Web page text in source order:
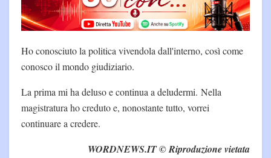
Ho conosciuto la politica vivendola dall'interno, così come
conosco il mondo giudiziario.
La prima mi ha deluso e continua a deludermi. Nella
magistratura ho creduto e, nonostante tutto, vorrei
continuare a credere.
WORDNEWS.IT © Riproduzione vietata